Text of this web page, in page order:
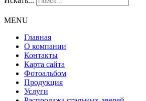
MENU
Главная
О компании
Контакты
Карта сайта
Фотоальбом
Продукция
Услуги